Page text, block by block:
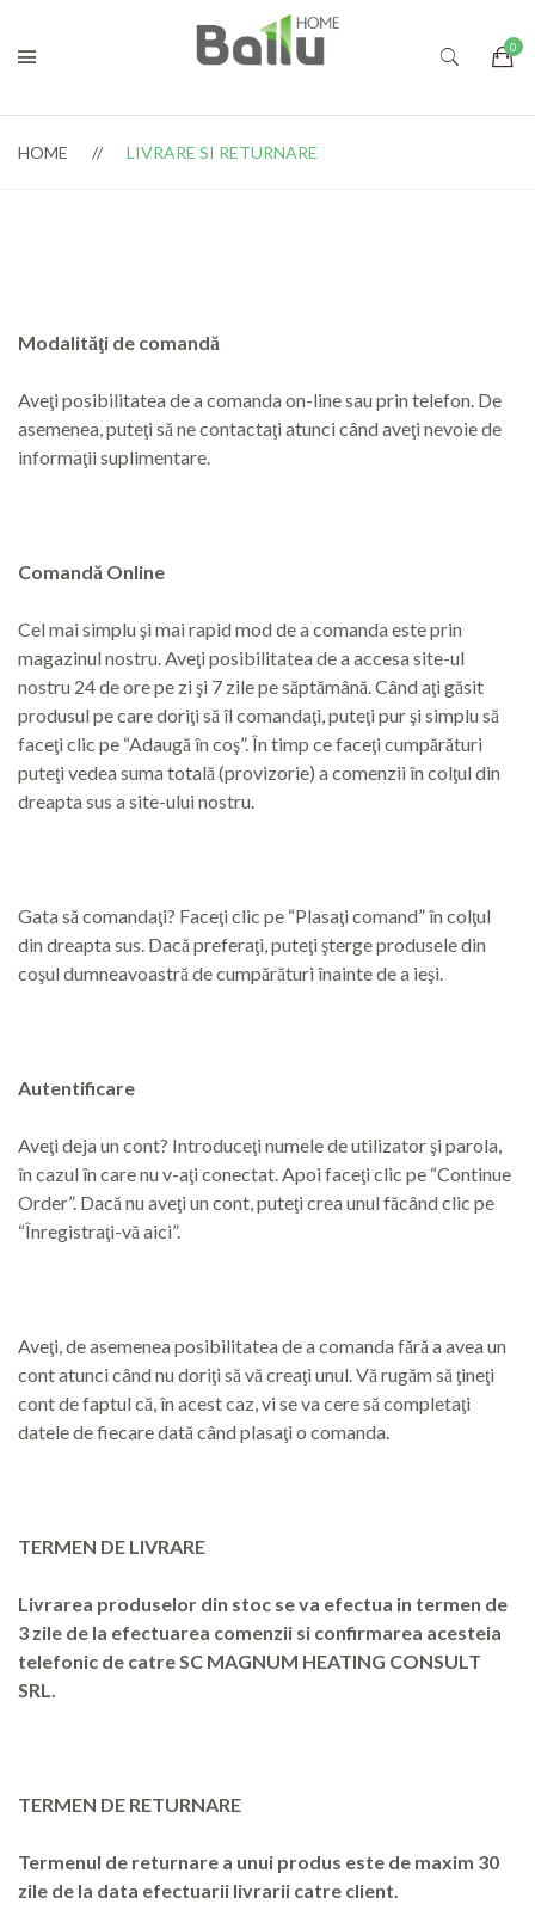
HOME LIVRARE SI RETURNARE
Modalităţi de comandă
Aveţi posibilitatea de a comanda on-line sau prin telefon. De
asemenea, puteţi să ne contactaţi atunci când aveţi nevoie de
informaţii suplimentare.
Comandă Online
Cel mai simplu şi mai rapid mod de a comanda este prin
magazinul nostru. Aveţi posibilitatea de a accesa site-ul
nostru 24 de ore pe zi şi 7 zile pe săptămână. Când aţi găsit
produsul pe care doriţi să îl comandaţi, puteţi pur şi simplu să
faceţi clic pe “Adaugă în coş”. În timp ce faceţi cumpărături
puteţi vedea suma totală (provizorie) a comenzii în colţul din
dreapta sus a site-ului nostru.
Gata să comandaţi? Faceţi clic pe “Plasaţi comand” în colţul
din dreapta sus. Dacă preferaţi, puteţi şterge produsele din
coşul dumneavoastră de cumpărături înainte de a ieşi.
Autentificare
Aveţi deja un cont? Introduceţi numele de utilizator şi parola,
în cazul în care nu v-aţi conectat. Apoi faceţi clic pe “Continue
Order”. Dacă nu aveţi un cont, puteţi crea unul făcând clic pe
“Înregistraţi-vă aici”.
Aveţi, de asemenea posibilitatea de a comanda fără a avea un
cont atunci când nu doriţi să vă creaţi unul. Vă rugăm să ţineţi
cont de faptul că, în acest caz, vi se va cere să completaţi
datele de fiecare dată când plasaţi o comanda.
TERMEN DE LIVRARE
Livrarea produselor din stoc se va efectua in termen de
3 zile de la efectuarea comenzii si confirmarea acesteia
telefonic de catre SC MAGNUM HEATING CONSULT
SRL.
TERMEN DE RETURNARE
Termenul de returnare a unui produs este de maxim 30
zile de la data efectuarii livrarii catre client.